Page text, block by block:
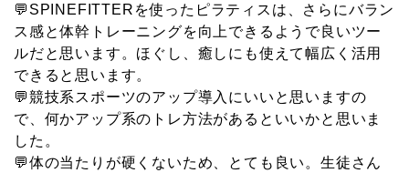
💬SPINEFITTERを使ったピラティスは、さらにバラン
ス感と体幹トレーニングを向上できるようで良いツー
ルだと思います。ほぐし、癒しにも使えて幅広く活用
できると思います。
💬競技系スポーツのアップ導入にいいと思いますの
で、何かアップ系のトレ方法があるといいかと思いま
した。
💬体の当たりが硬くないため、とても良い。生徒さん